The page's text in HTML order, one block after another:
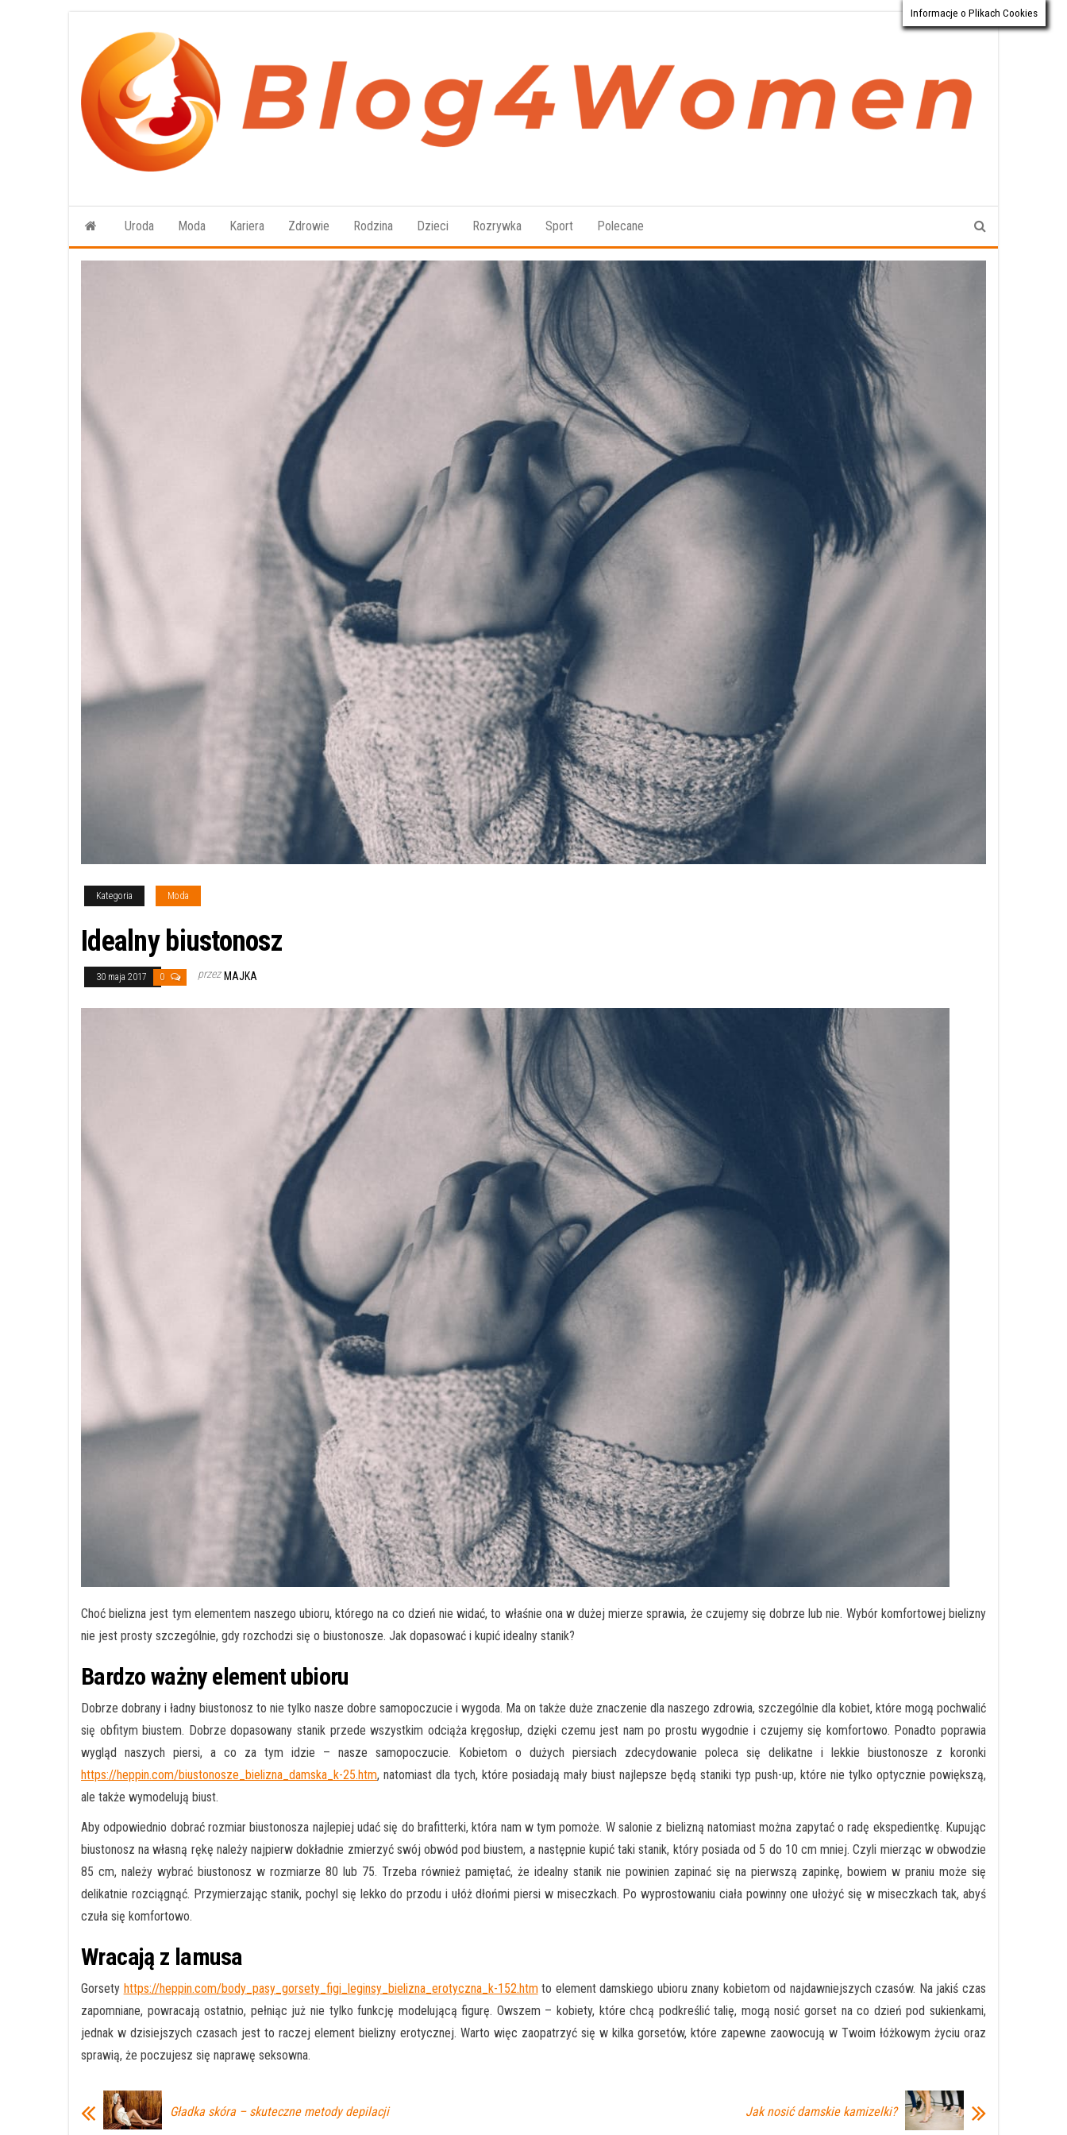
treści
o dla
kobiet
Uroda Moda Kariera Zdrowie Rodzina Dzieci Rozrywka Sport Polecane
Kategoria Moda
Idealny biustonosz
30 maja 2017 0 przez MAJKA
Choć bielizna jest tym elementem naszego ubioru, którego na co dzień nie widać, to właśnie ona w dużej mierze sprawia, że czujemy się dobrze lub nie. Wybór komfortowej bielizny
nie jest prosty szczególnie, gdy rozchodzi się o biustonosze. Jak dopasować i kupić idealny stanik?
Bardzo ważny element ubioru
Dobrze dobrany i ładny biustonosz to nie tylko nasze dobre samopoczucie i wygoda. Ma on także duże znaczenie dla naszego zdrowia, szczególnie dla kobiet, które mogą pochwalić
się obfitym biustem. Dobrze dopasowany stanik przede wszystkim odciąża kręgosłup, dzięki czemu jest nam po prostu wygodnie i czujemy się komfortowo. Ponadto poprawia
wygląd naszych piersi, a co za tym idzie – nasze samopoczucie. Kobietom o dużych piersiach zdecydowanie poleca się delikatne i lekkie biustonosze z koronki
https://heppin.com/biustonosze_bielizna_damska_k-25.htm, natomiast dla tych, które posiadają mały biust najlepsze będą staniki typ push-up, które nie tylko optycznie powiększą,
ale także wymodelują biust.
Aby odpowiednio dobrać rozmiar biustonosza najlepiej udać się do brafitterki, która nam w tym pomoże. W salonie z bielizną natomiast można zapytać o radę ekspedientkę. Kupując
biustonosz na własną rękę należy najpierw dokładnie zmierzyć swój obwód pod biustem, a następnie kupić taki stanik, który posiada od 5 do 10 cm mniej. Czyli mierząc w obwodzie
85 cm, należy wybrać biustonosz w rozmiarze 80 lub 75. Trzeba również pamiętać, że idealny stanik nie powinien zapinać się na pierwszą zapinkę, bowiem w praniu może się
delikatnie rozciągnąć. Przymierzając stanik, pochyl się lekko do przodu i ułóż dłońmi piersi w miseczkach. Po wyprostowaniu ciała powinny one ułożyć się w miseczkach tak, abyś
czuła się komfortowo.
Wracają z lamusa
Gorsety https://heppin.com/body_pasy_gorsety_figi_leginsy_bielizna_erotyczna_k-152.htmto element damskiego ubioru znany kobietom od najdawniejszych czasów. Na jakiś czas
zapomniane, powracają ostatnio, pełniąc już nie tylko funkcję modelującą figurę. Owszem – kobiety, które chcą podkreślić talię, mogą nosić gorset na co dzień pod sukienkami,
jednak w dzisiejszych czasach jest to raczej element bielizny erotycznej. Warto więc zaopatrzyć się w kilka gorsetów, które zapewne zaowocują w Twoim łóżkowym życiu oraz
sprawią, że poczujesz się naprawę seksowna.
Gładka skóra – skuteczne metody depilacji Jak nosić damskie kamizelki?
Informacje o Plikach Cookies